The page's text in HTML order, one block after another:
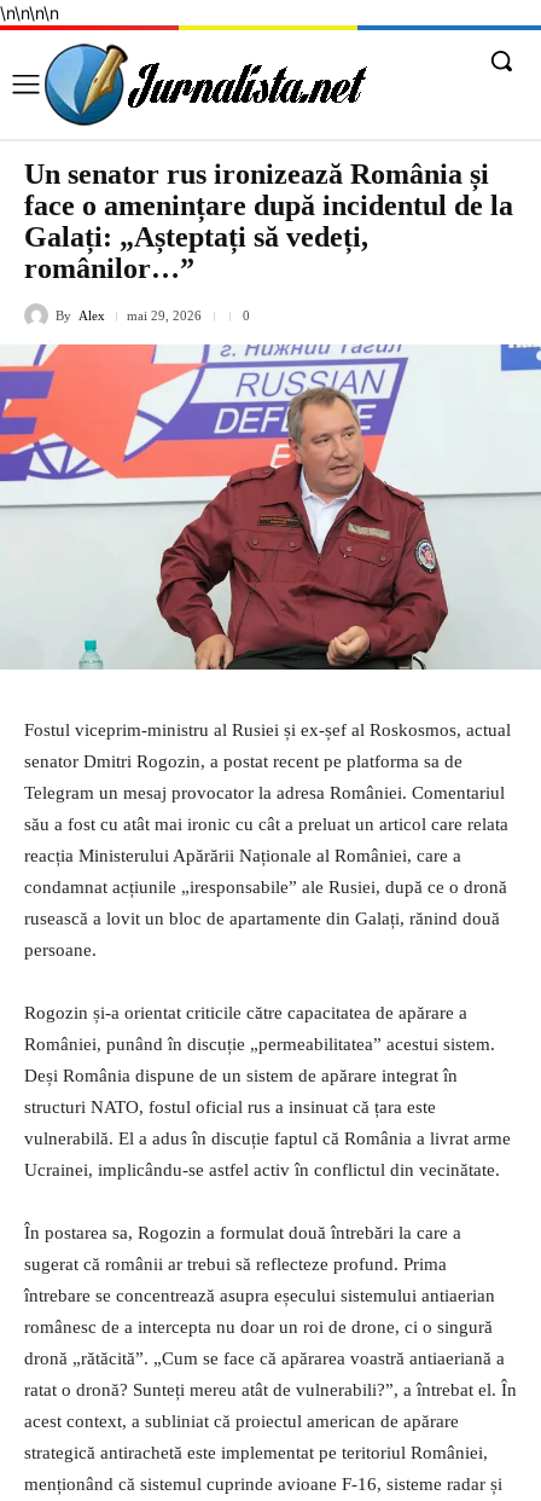
\n\n\n\n
Un senator rus ironizează România și
face o amenințare după incidentul de la
Galați: „Așteptați să vedeți,
românilor…”
By Alex mai 29, 2026 0
Fostul viceprim-ministru al Rusiei și ex-șef al Roskosmos, actual
senator Dmitri Rogozin, a postat recent pe platforma sa de
Telegram un mesaj provocator la adresa României. Comentariul
său a fost cu atât mai ironic cu cât a preluat un articol care relata
reacția Ministerului Apărării Naționale al României, care a
condamnat acțiunile „iresponsabile” ale Rusiei, după ce o dronă
rusească a lovit un bloc de apartamente din Galați, rănind două
persoane.
Rogozin și-a orientat criticile către capacitatea de apărare a
României, punând în discuție „permeabilitatea” acestui sistem.
Deși România dispune de un sistem de apărare integrat în
structuri NATO, fostul oficial rus a insinuat că țara este
vulnerabilă. El a adus în discuție faptul că România a livrat arme
Ucrainei, implicându-se astfel activ în conflictul din vecinătate.
În postarea sa, Rogozin a formulat două întrebări la care a
sugerat că românii ar trebui să reflecteze profund. Prima
întrebare se concentrează asupra eșecului sistemului antiaerian
românesc de a intercepta nu doar un roi de drone, ci o singură
dronă „rătăcită”. „Cum se face că apărarea voastră antiaeriană a
ratat o dronă? Sunteți mereu atât de vulnerabili?”, a întrebat el. În
acest context, a subliniat că proiectul american de apărare
strategică antirachetă este implementat pe teritoriul României,
menționând că sistemul cuprinde avioane F-16, sisteme radar și